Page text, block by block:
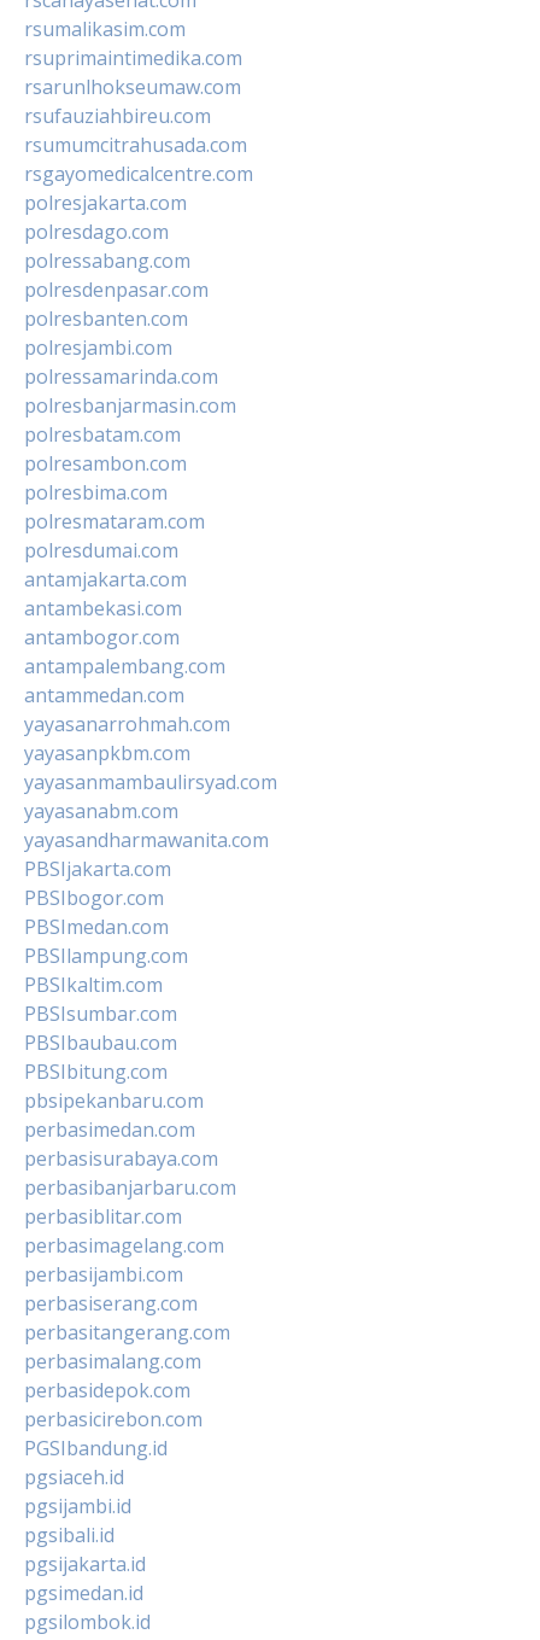
rsumalikasim.com
rsuprimaintimedika.com
rsarunlhokseumaw.com
rsufauziahbireu.com
rsumumcitrahusada.com
rsgayomedicalcentre.com
polresjakarta.com
polresdago.com
polressabang.com
polresdenpasar.com
polresbanten.com
polresjambi.com
polressamarinda.com
polresbanjarmasin.com
polresbatam.com
polresambon.com
polresbima.com
polresmataram.com
polresdumai.com
antamjakarta.com
antambekasi.com
antambogor.com
antampalembang.com
antammedan.com
yayasanarrohmah.com
yayasanpkbm.com
yayasanmambaulirsyad.com
yayasanabm.com
yayasandharmawanita.com
PBSIjakarta.com
PBSIbogor.com
PBSImedan.com
PBSIlampung.com
PBSIkaltim.com
PBSIsumbar.com
PBSIbaubau.com
PBSIbitung.com
pbsipekanbaru.com
perbasimedan.com
perbasisurabaya.com
perbasibanjarbaru.com
perbasiblitar.com
perbasimagelang.com
perbasijambi.com
perbasiserang.com
perbasitangerang.com
perbasimalang.com
perbasidepok.com
perbasicirebon.com
PGSIbandung.id
pgsiaceh.id
pgsijambi.id
pgsibali.id
pgsijakarta.id
pgsimedan.id
pgsilombok.id